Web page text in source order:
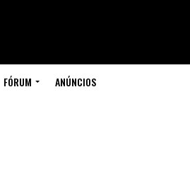
FÓRUM ANÚNCIOS